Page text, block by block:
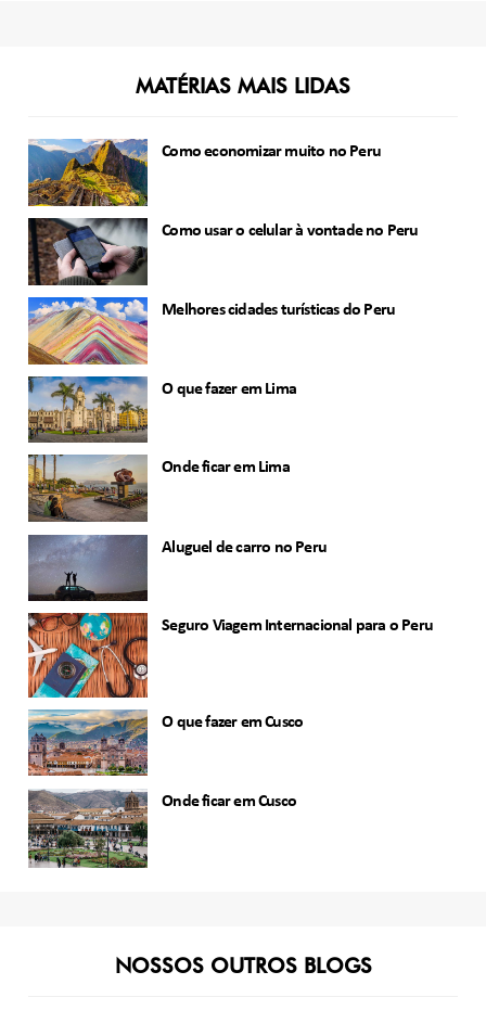
MATÉRIAS MAIS LIDAS
Como economizar muito no Peru
Como usar o celular à vontade no Peru
Melhores cidades turísticas do Peru
O que fazer em Lima
Onde ficar em Lima
Aluguel de carro no Peru
Seguro Viagem Internacional para o Peru
O que fazer em Cusco
Onde ficar em Cusco
NOSSOS OUTROS BLOGS